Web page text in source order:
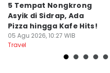
5 Tempat Nongkrong
Asyik di Sidrap, Ada
Pizza hingga Kafe Hits!
05 Agu 2026, 10:27 WIB
Travel